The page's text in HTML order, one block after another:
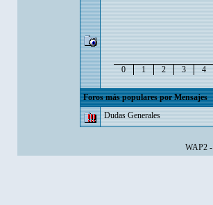
0 1 2 3 4
Foros más populares por Mensajes
Dudas Generales
WAP2-